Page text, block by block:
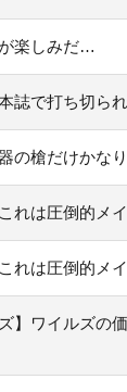
楽しみだ…
誌で打ち切ら
の槍だけかな
れは圧倒的メ
れは圧倒的メ
】ワイルズの